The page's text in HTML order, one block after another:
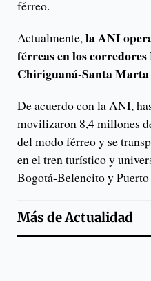
férreo.
Actualmente,la ANI
férreas en los
Chiriguaná-Santa
De acuerdo con la ANI,
movilizaron 8,4 millones
del modo férreo y se
en el tren turístico y
Bogotá-Belencito y
Más deActualidad